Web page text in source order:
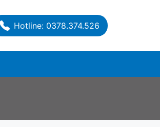
Hotline: 0378.374.526